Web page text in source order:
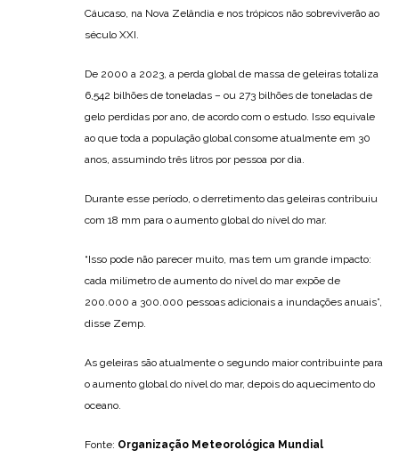
Cáucaso, na Nova Zelândia e nos trópicos não sobreviverão ao
século XXI.
De 2000 a 2023, a perda global de massa de geleiras totaliza
6,542 bilhões de toneladas – ou 273 bilhões de toneladas de
gelo perdidas por ano, de acordo com o estudo. Isso equivale
ao que toda a população global consome atualmente em 30
anos, assumindo três litros por pessoa por dia.
Durante esse período, o derretimento das geleiras contribuiu
com 18 mm para o aumento global do nível do mar.
“Isso pode não parecer muito, mas tem um grande impacto:
cada milímetro de aumento do nível do mar expõe de
200.000 a 300.000 pessoas adicionais a inundações anuais”,
disse Zemp.
As geleiras são atualmente o segundo maior contribuinte para
o aumento global do nível do mar, depois do aquecimento do
oceano.
Fonte: Organização Meteorológica Mundial